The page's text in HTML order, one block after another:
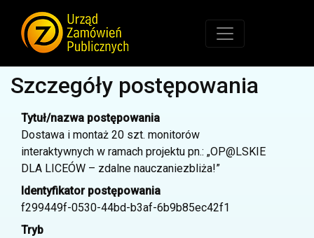
Szczegóły postępowania
Tytuł/nazwa postępowania
Dostawa i montaż 20 szt. monitorów
interaktywnych w ramach projektu pn.: „OP@LSKIE
DLA LICEÓW – zdalne nauczaniezbliża!”
Identyfikator postępowania
f299449f-0530-44bd-b3af-6b9b85ec42f1
Tryb